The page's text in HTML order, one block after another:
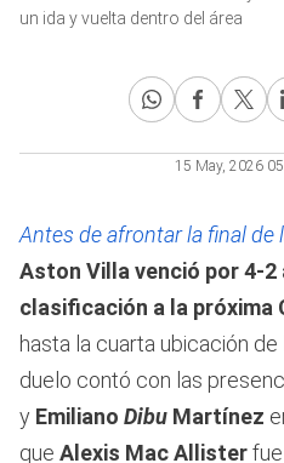
un ida y vuelta dentro del área
15 May, 2026
Antes de afrontar la final de
Aston Villa venció por 4-
clasificación a la próxima
hasta la cuarta ubicación de
duelo contó con las
y Emiliano Dibu Martínez
que Alexis Mac Allister